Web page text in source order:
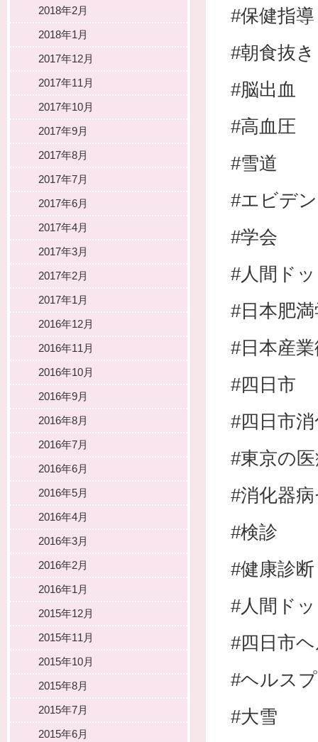
#保健指導
#朝食抜き
#脳出血
#高血圧
#雪道
#エビデ
#学会
#人間ド
#日本肥
#日本産
#四日市
#四日市
#東京の
#消化器
#検診
#健康診断
#人間ド
#四日市
#ヘルス
#大雪
2018年2月
2018年1月
2017年12月
2017年11月
2017年10月
2017年9月
2017年8月
2017年7月
2017年6月
2017年4月
2017年3月
2017年2月
2017年1月
2016年12月
2016年11月
2016年10月
2016年9月
2016年8月
2016年7月
2016年6月
2016年5月
2016年4月
2016年3月
2016年2月
2016年1月
2015年12月
2015年11月
2015年10月
2015年8月
2015年7月
2015年6月